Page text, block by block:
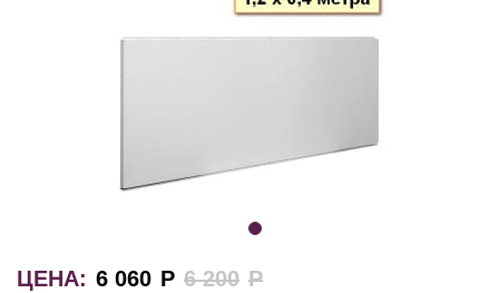
ЦЕНА: 6 060 Р 6 200 Р